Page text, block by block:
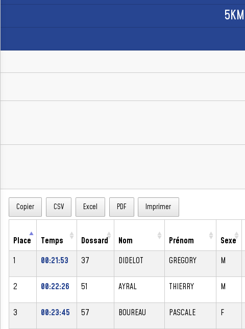
Copier CSV Excel PDF Imprimer
Place Temps Dossard Nom Prénom Sexe
1
00:21:53 37 DIDELOT GREGORY M
2 00:22:26 51 AYRAL THIERRY M
3 00:23:45 57 BOUREAU PASCALE F